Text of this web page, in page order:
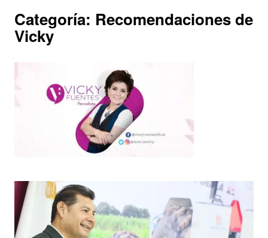
Categoría: Recomendaciones de
Vicky